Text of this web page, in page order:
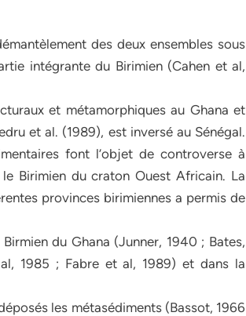
des deux ensembles sous
intégrante du Birimien (Cahen et al,
et métamorphiques au Ghana et
et al. (1989), est inversé au Sénégal.
font l’objet de controverse à
Birimien du craton Ouest Africain. La
provinces birimiennes a permis de
du Ghana (Junner, 1940 ; Bates,
1985 ; Fabre et al, 1989) et dans la
les métasédiments (Bassot, 1966